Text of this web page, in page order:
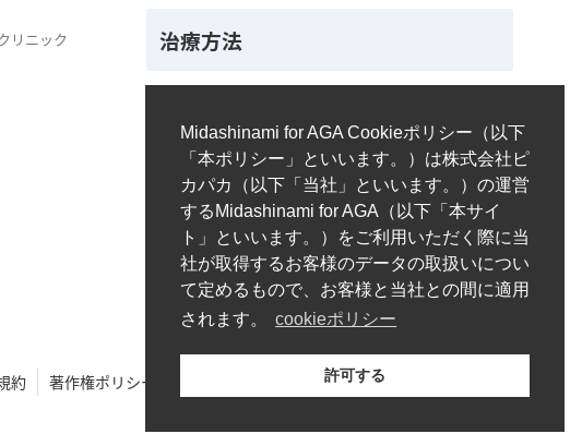
リニック
治療方法
注入治療 オリジナル
サプリ 自毛植毛
約 著作権ポリシー/免責事項 プライバシーポリシー
Midashinami for AGA Cookieポリシー（以下
「本ポリシー」といいます。）は株式会社ピ
カパカ（以下「当社」といいます。）の運営
するMidashinami for AGA（以下「本サイ
ト」といいます。）をご利用いただく際に当
社が取得するお客様のデータの取扱いについ
て定めるもので、お客様と当社との間に適用
されます。
cookieポリシー
許可する